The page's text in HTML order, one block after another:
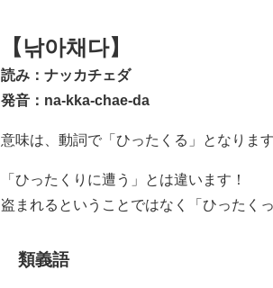
【낚아채다】
読み：ナッカチェダ
発音：na-kka-chae-da
意味は、動詞で「ひったくる」となります
「ひったくりに遭う」とは違います！
盗まれるということではなく「ひったく
類義語